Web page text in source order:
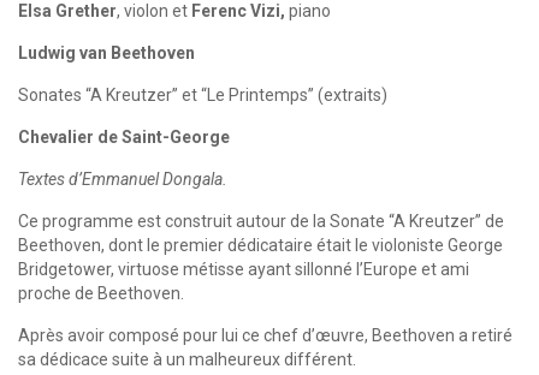
Elsa Grether, violon et Ferenc Vizi, piano
Ludwig van Beethoven
Sonates “A Kreutzer” et “Le Printemps” (extraits)
Chevalier de Saint-George
Textes d’Emmanuel Dongala.
Ce programme est construit autour de la Sonate “A Kreutzer” de
Beethoven, dont le premier dédicataire était le violoniste George
Bridgetower, virtuose métisse ayant sillonné l’Europe et ami
proche de Beethoven.
Après avoir composé pour lui ce chef d’œuvre, Beethoven a retiré
sa dédicace suite à un malheureux différent.